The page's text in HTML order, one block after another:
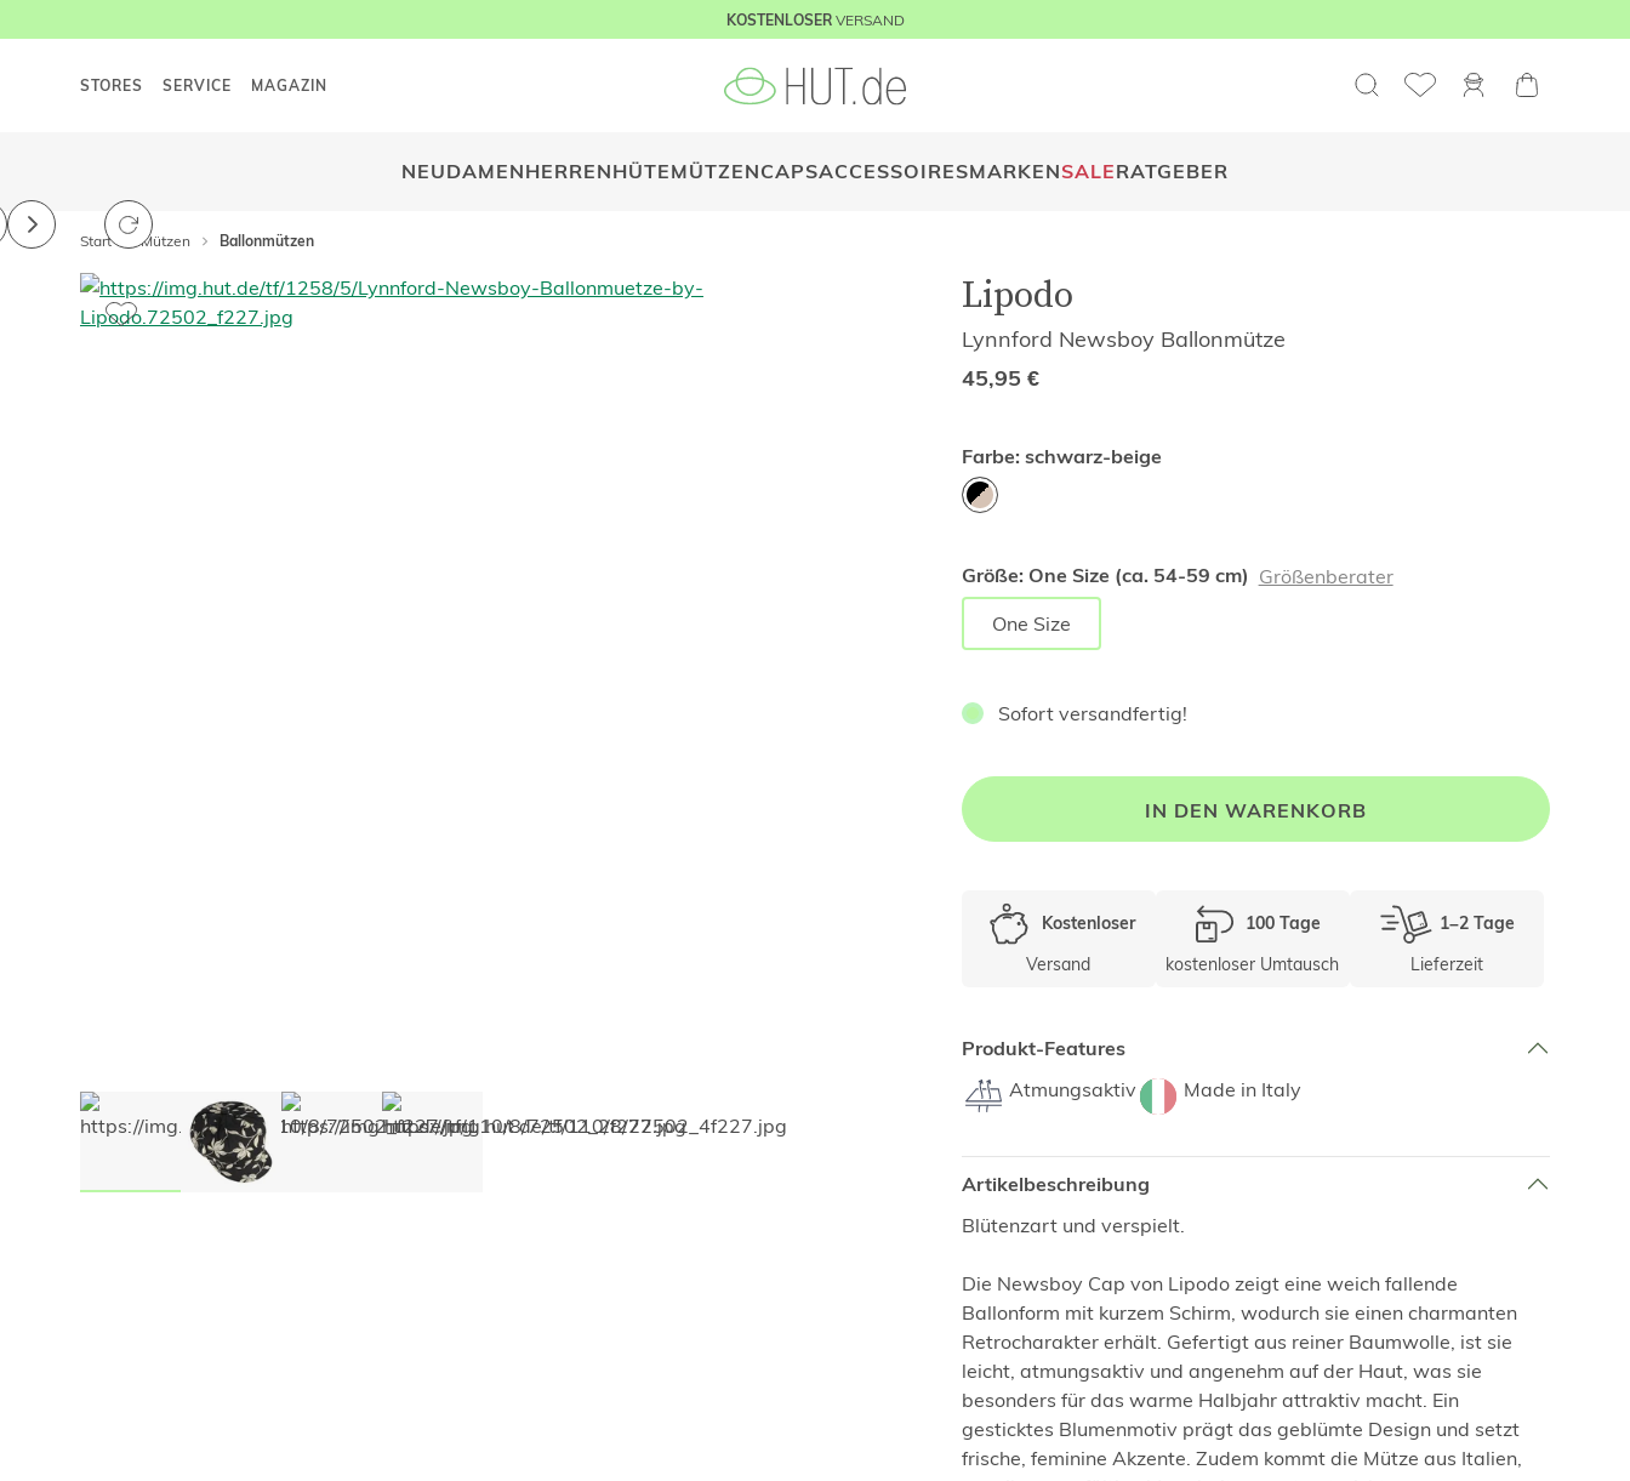
KOSTENLOSERVERSAND
STORES SERVICE MAGAZIN
NEUDAMENHERRENHÜTEMÜTZENCAPSACCESSOIRESMARKENSALERATGEBER
Start Mützen Ballonmützen
Lipodo
Lynnford Newsboy Ballonmütze
45,95 €
Farbe: schwarz-beige
Größe: One Size (ca. 54-59 cm) Größenberater
One Size
Sofort versandfertig!
IN DEN WARENKORB
Kostenloser
Versand
100 Tage
kostenloser Umtausch
1–2 Tage
Lieferzeit
Produkt-Features
Atmungsaktiv Made in Italy
Artikelbeschreibung
Blütenzart und verspielt.
Die Newsboy Cap von Lipodo zeigt eine weich fallende
Ballonform mit kurzem Schirm, wodurch sie einen charmanten
Retrocharakter erhält. Gefertigt aus reiner Baumwolle, ist sie
leicht, atmungsaktiv und angenehm auf der Haut, was sie
besonders für das warme Halbjahr attraktiv macht. Ein
gesticktes Blumenmotiv prägt das geblümte Design und setzt
frische, feminine Akzente. Zudem kommt die Mütze aus Italien,